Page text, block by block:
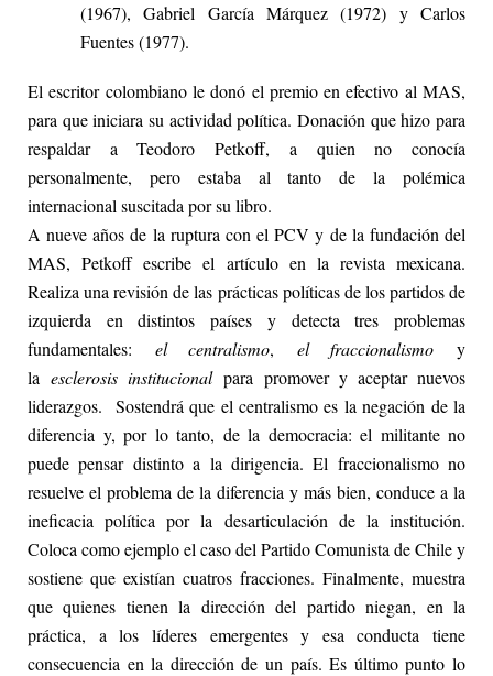
(1967), Gabriel García Márquez (1972) y Carlos
Fuentes (1977).
El escritor colombiano le donó el premio en efectivo al MAS,
para que iniciara su actividad política. Donación que hizo para
respaldar a Teodoro Petkoff, a quien no conocía
personalmente, pero estaba al tanto de la polémica
internacional suscitada por su libro.
A nueve años de la ruptura con el PCV y de la fundación del
MAS, Petkoff escribe el artículo en la revista mexicana.
Realiza una revisión de las prácticas políticas de los partidos de
izquierda en distintos países y detecta tres problemas
fundamentales: el centralismo, el fraccionalismo y
laesclerosis institucionalpara promover y aceptar nuevos
liderazgos. Sostendrá que el centralismo es la negación de la
diferencia y, por lo tanto, de la democracia: el militante no
puede pensar distinto a la dirigencia. El fraccionalismo no
resuelve el problema de la diferencia y más bien, conduce a la
ineficacia política por la desarticulación de la institución.
Coloca como ejemplo el caso del Partido Comunista de Chile y
sostiene que existían cuatros fracciones. Finalmente, muestra
que quienes tienen la dirección del partido niegan, en la
práctica, a los líderes emergentes y esa conducta tiene
consecuencia en la dirección de un país. Es último punto lo